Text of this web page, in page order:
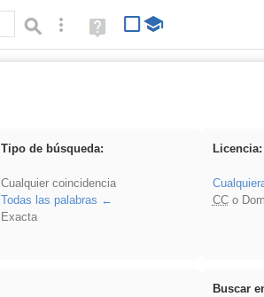
Búsqueda avanzada
Ayuda
(en
Tipo de búsqueda:
Cualquier coincidencia
Todas las palabras
Exacta
Licencia:
CCo
Buscar